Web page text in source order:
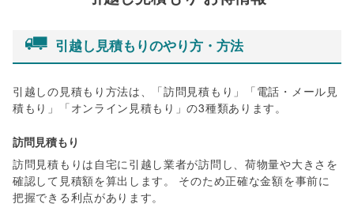
引越し見積もりのやり方・方法
引越しの見積もり方法は、「訪問見積もり」「電話・メール見
積もり」「オンライン見積もり」の3種類あります。
訪問見積もり
訪問見積もりは自宅に引越し業者が訪問し、荷物量や大きさを
確認して見積額を算出します。 そのため正確な金額を事前に
把握できる利点があります。